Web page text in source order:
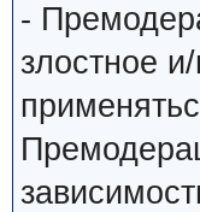
-
злостное